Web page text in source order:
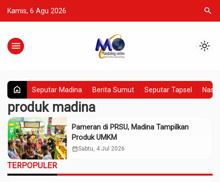
Kamis, 6 Agu 2026 search
menu light_mode
home Seputar Madina Berita Sumut Seputar Tapsel
produk madina
Pameran di PRSU, Madina Tampilkan
Produk UMKM
calendar_monthSabtu, 4 Jul 2026
TERPOPULER